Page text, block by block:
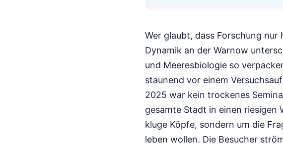
Wer glaubt, dass Forschung
Dynamik an der Warnow
und Meeresbiologie so
staunend vor einem
2025 war kein trockenes
gesamte Stadt in einen riesigen
kluge Köpfe, sondern um die
leben wollen. Die Besucher